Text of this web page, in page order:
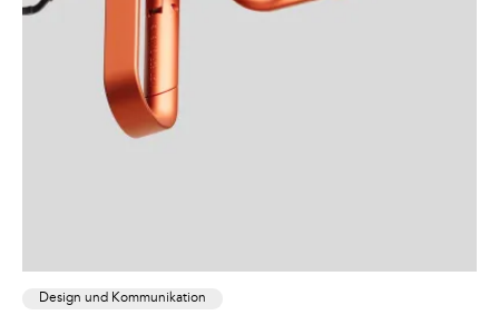
Design und Kommunikation